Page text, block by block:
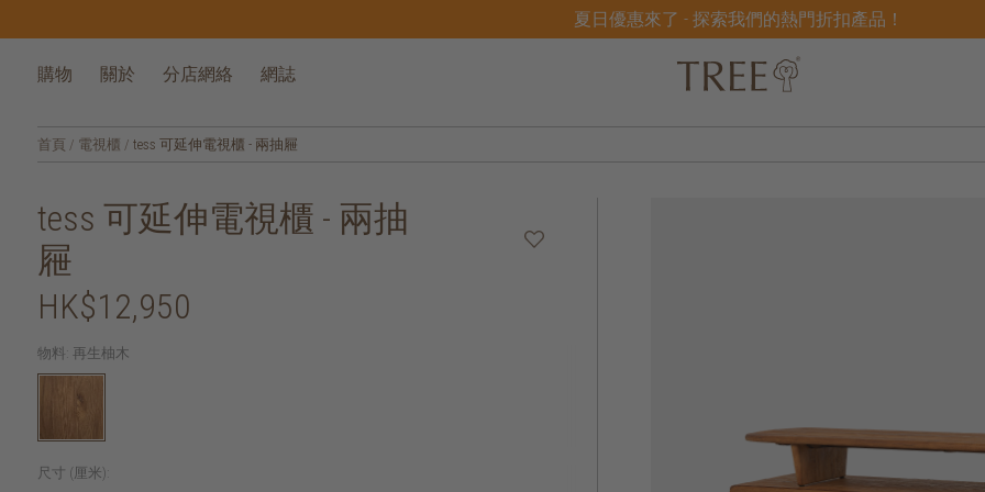
夏日優惠來了 - 探索我們的熱門折扣產品！
購物 關於 分店網絡 網誌
首頁 / 電視櫃 / tess 可延伸電視櫃 - 兩抽屜
tess 可延伸電視櫃 - 兩抽
屜
HK$12,950
物料: 再生柚木
尺寸 (厘米):